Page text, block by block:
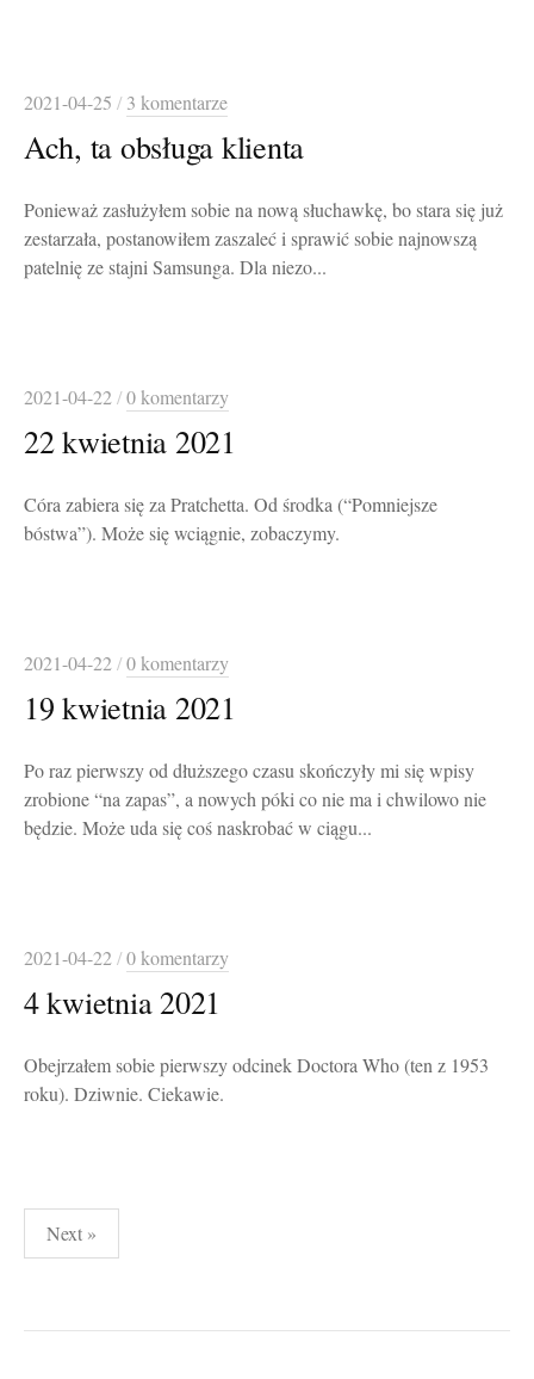
2021-04-25 / 3 komentarze
Ach, ta obsługa klienta
Ponieważ zasłużyłem sobie na nową słuchawkę, bo stara się już
zestarzała, postanowiłem zaszaleć i sprawić sobie najnowszą
patelnię ze stajni Samsunga. Dla niezo...
2021-04-22/0 komentarzy
22 kwietnia 2021
Córa zabiera się za Pratchetta. Od środka (“Pomniejsze
bóstwa”). Może się wciągnie, zobaczymy.
2021-04-22/0 komentarzy
19 kwietnia 2021
Po raz pierwszy od dłuższego czasu skończyły mi się wpisy
zrobione “na zapas”, a nowych póki co nie ma i chwilowo nie
będzie. Może uda się coś naskrobać w ciągu...
2021-04-22/0 komentarzy
4 kwietnia 2021
Obejrzałem sobie pierwszy odcinek Doctora Who (ten z 1953
roku). Dziwnie. Ciekawie.
Stronicowanie
wpisów
Next »